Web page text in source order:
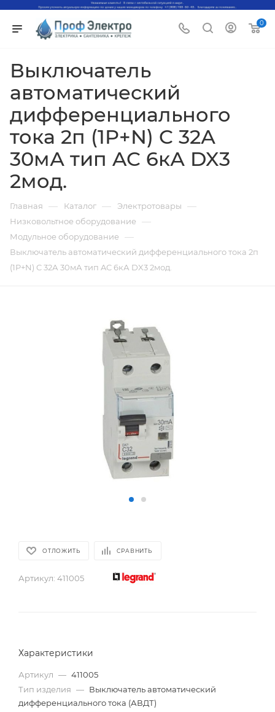
0
Выключатель
автоматический
дифференциального
тока 2п (1P+N) C 32А
30мА тип AC 6кА DX3
2мод.
Главная — Каталог — Электротовары —
Низковольтное оборудование —
Модульное оборудование —
Выключатель автоматический дифференциального тока 2п
(1P+N) C 32А 30мА тип AC 6кА DX3 2мод.
ОТЛОЖИТЬ СРАВНИТЬ
Артикул: 411005
Характеристики
Артикул — 411005
Тип изделия — Выключатель автоматический
дифференциального тока (АВДТ)